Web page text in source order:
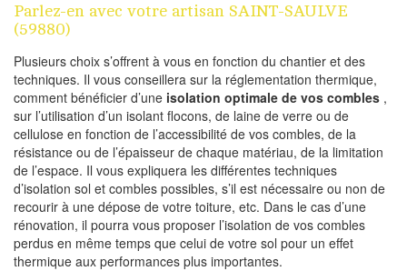
Parlez-en avec votre artisan SAINT-SAULVE
(59880)
Plusieurs choix s’offrent à vous en fonction du chantier et des
techniques. Il vous conseillera sur la réglementation thermique,
comment bénéficier d’une isolation optimale de vos combles ,
sur l’utilisation d’un isolant flocons, de laine de verre ou de
cellulose en fonction de l’accessibilité de vos combles, de la
résistance ou de l’épaisseur de chaque matériau, de la limitation
de l’espace. Il vous expliquera les différentes techniques
d’isolation sol et combles possibles, s’il est nécessaire ou non de
recourir à une dépose de votre toiture, etc. Dans le cas d’une
rénovation, il pourra vous proposer l’isolation de vos combles
perdus en même temps que celui de votre sol pour un effet
thermique aux performances plus importantes.